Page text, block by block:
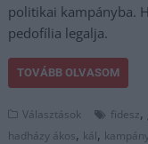
politikai kampányba.
pedofília legalja.
TOVÁBB OLVASOM
Választások fidesz,
hadházy ákos, kál,